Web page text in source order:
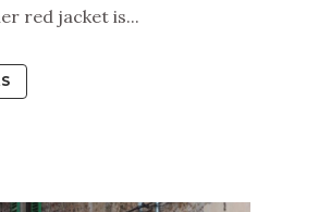
red jacket is...